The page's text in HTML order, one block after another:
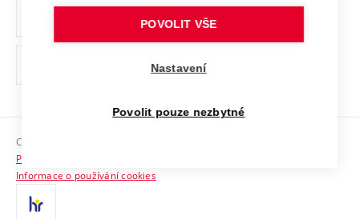
Ochrana osobních údajů
odkaz)
Sociální bezpečí
HR Award
Kontakty
Copyright © 2026 VUT
Prohlášení o přístupnosti
Informace o používání cookies
POVOLIT VŠE
Nastavení
Povolit pouze nezbytné